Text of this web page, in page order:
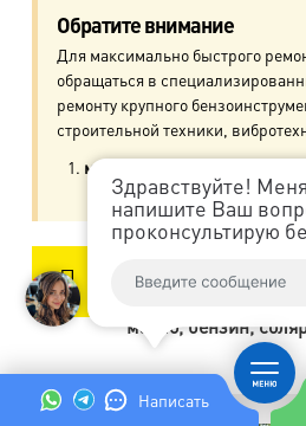
Написать
Здравствуйте!
напишите Ваш
проконсультирую
м.
пр.
м.
ул.
м.
пр. Науки,
м. Озерки, м. Пр.
пр.
Обратите внимание
Для максимально быстрого
обращаться в
ремонту крупного
строительной техники,
м. "Фрунзенская"
бензоинструмент,
масло, бензин,